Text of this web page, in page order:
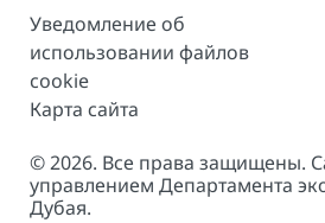
Уведомление об
использовании файлов
cookie
Карта сайта
© 2026. Все права защищены.
управлением Департамента
Дубая.